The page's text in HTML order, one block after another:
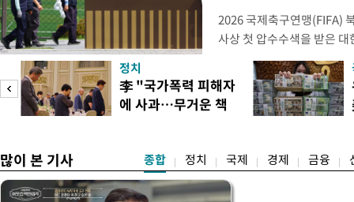
2026 국제축구연맹(FIFA)
사상 첫 압수수색을 받은
거지면서 그야말로 쑥대
심판 성 접대 파문까지 파
돌이킬 수 없는 지경까지
홍명보 전 감독을 국가대
정치
李 "국가폭력 피해자
에 사과…무거운 책
많이 본 기사 종합 정치 국제 경제 금융